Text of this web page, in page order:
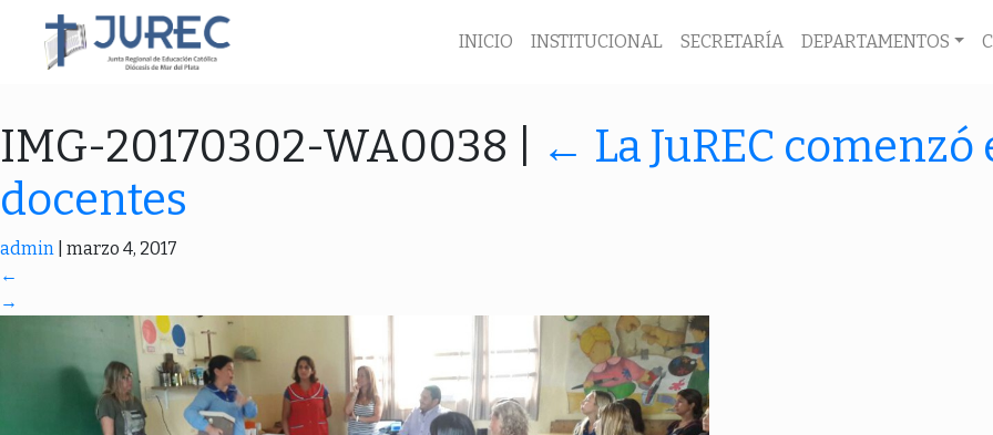
INICIO INSTITUCIONAL SECRETARÍA DEPARTAMENTOS
IMG-20170302-WA0038 ← La JuREC
docentes
admin marzo 4, 2017
←
→